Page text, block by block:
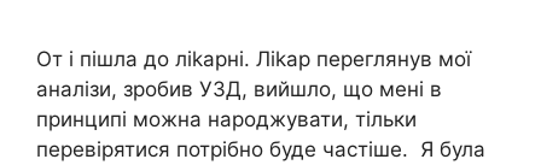
От і пішла до ліkарні. Ліkар переглянув мої
аналізи, зробив УЗД, вийшло, що мені в
принципі можна народжувати, тільки
перевірятися потрібно буде частіше. Я була